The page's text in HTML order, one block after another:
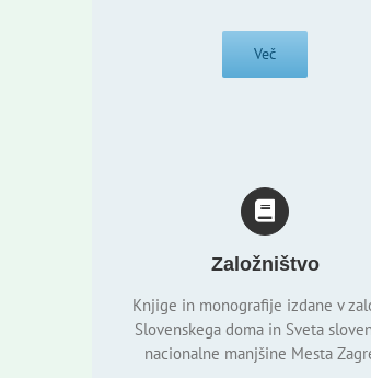
Več
Založništvo
Knjige in monografije izdane v
Slovenskega doma in Sveta
nacionalne manjšine Mesta